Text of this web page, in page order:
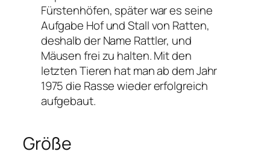
Fürstenhöfen, später war es seine
Aufgabe Hof und Stall von Ratten,
deshalb der Name Rattler, und
Mäusen frei zu halten. Mit den
letzten Tieren hat man ab dem Jahr
1975 die Rasse wieder erfolgreich
aufgebaut.
Größe